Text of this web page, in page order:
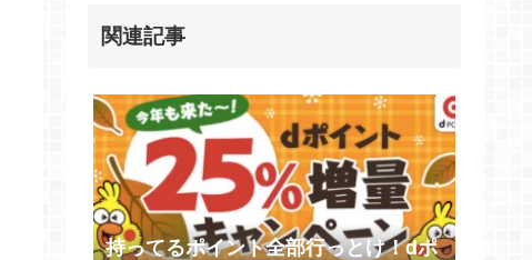
関連記事
持ってるポイント全部行っとけ！dポ